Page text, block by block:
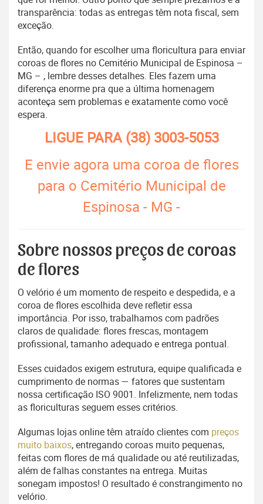
transparência: todas as entregas têm nota fiscal, sem
exceção.
Então, quando for escolher uma floricultura para enviar
coroas de flores no Cemitério Municipal de Espinosa –
MG – , lembre desses detalhes. Eles fazem uma
diferença enorme pra que a última homenagem
aconteça sem problemas e exatamente como você
espera.
LIGUE PARA(38) 3003-5053
E envie agora uma coroa de flores
para o Cemitério Municipal de
Espinosa - MG -
Sobre nossos preços de coroas
de flores
O velório é um momento de respeito e despedida, e a
coroa de flores escolhida deve refletir essa
importância. Por isso, trabalhamos com padrões
claros de qualidade: flores frescas, montagem
profissional, tamanho adequado e entrega pontual.
Esses cuidados exigem estrutura, equipe qualificada e
cumprimento de normas — fatores que sustentam
nossa certificação ISO 9001. Infelizmente, nem todas
as floriculturas seguem esses critérios.
Algumas lojas online têm atraído clientes com preços
muito baixos, entregando coroas muito pequenas,
feitas com flores de má qualidade ou até reutilizadas,
além de falhas constantes na entrega. Muitas
sonegam impostos! O resultado é constrangimento no
velório.